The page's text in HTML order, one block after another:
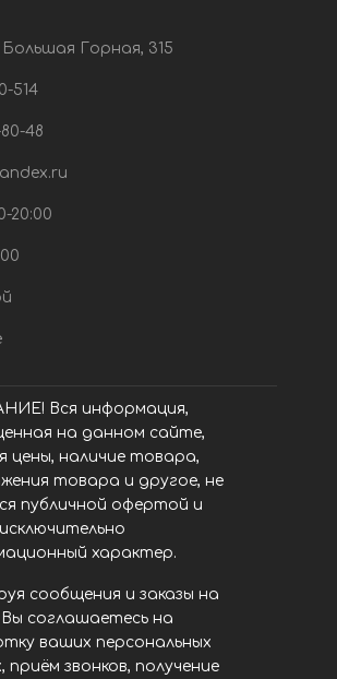
Горная, 315
514
48
20:00
Вся информация,
на данном сайте,
цены, наличие товара,
товара и другое, не
публичной офертой и
характер.
сообщения и заказы на
соглашаетесь на
ваших персональных
приём звонков, получение